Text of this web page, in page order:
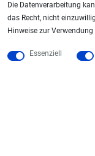
Unsere weiteren Shops:
Schmincke Künstlerfarben das
Die Datenverarbeitung
das Recht, nicht
Hinweise zur
Essenziell